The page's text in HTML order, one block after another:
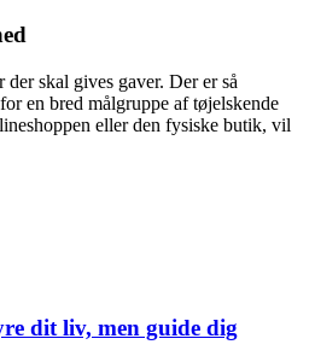
skal gives gaver. Der er så
en bred målgruppe af tøjelskende
eller den fysiske butik, vil
dit liv, men guide dig